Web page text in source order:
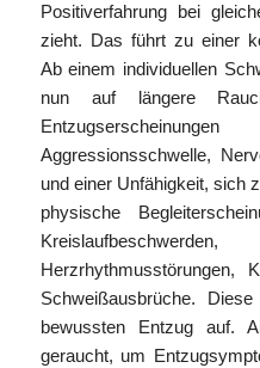
Positiverfahrung bei
zieht. Das führt zu einer
Ab einem individuellen
nun auf längere
Aggressionsschwelle,
und einer Unfähigkeit, sich
physische
Herzrhythmusstörungen,
Schweißausbrüche.
bewussten Entzug auf.
geraucht, um